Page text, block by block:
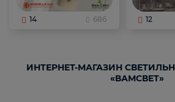
14 686 12
ИНТЕРНЕТ-МАГАЗИН
«ВАМСВЕТ»